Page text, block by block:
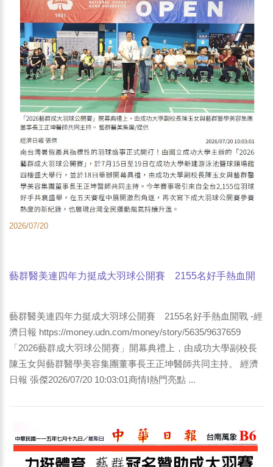
2026/07/20
藝群醫美連四年力挺成大羽球公開賽 2155名好手熱血開
藝群醫美連四年力挺成大羽球公開賽 2155名好手熱血開戰 -經
濟日報 https://money.udn.com/money/story/5635/9637659
「2026藝群成大羽球公開賽」開幕典禮上，由成功大學副校長
陳玉女與藝群醫學美容集團董事長王正坤醫師共同主持。 經濟
日報 張傑2026/07/20 10:03:01商情I熱門亮點 ...